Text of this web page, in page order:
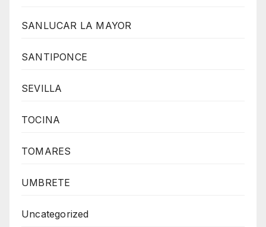
SANLUCAR LA MAYOR
SANTIPONCE
SEVILLA
TOCINA
TOMARES
UMBRETE
Uncategorized